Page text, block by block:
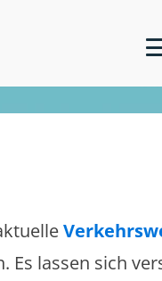
Es lassen sich